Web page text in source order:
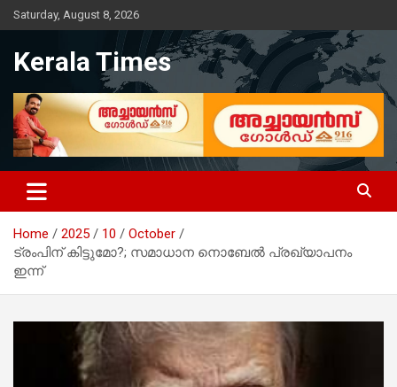
Skip
to
Saturday, August 8, 2026
Kerala Times
Home 2025 10
October
ട്രംപിന് കിട്ടുമോ?; സമാധാന നൊബേല്‍ പ്രഖ്യാപനം
ഇന്ന്